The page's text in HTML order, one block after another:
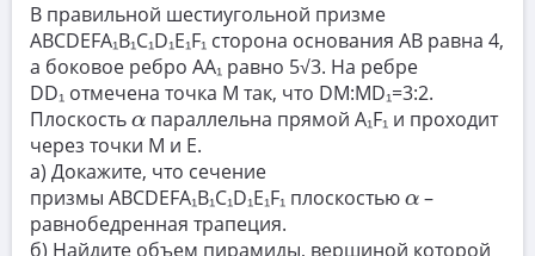
4. Классическое определение вероятности
5. Теория вероятностей
6. Уравнения
7. Нахождение значений выражений
8. Производная
9. Задачи прикладного содержания
В правильной шестиугольной призме
ABCDEFA₁B₁C₁D₁E₁F₁ сторона основания AB равна 4,
а боковое ребро AA₁ равно 5√3. На ребре
DD₁ отмечена точка M так, что DM:MD₁=3:2.
Плоскость α
α параллельна прямой A₁F₁ и проходит
через точки M и E.
а) Докажите, что сечение
призмы ABCDEFA₁B₁C₁D₁E₁F₁ плоскостью α
α –
равнобедренная трапеция.
б) Найдите объем пирамиды, вершиной которой